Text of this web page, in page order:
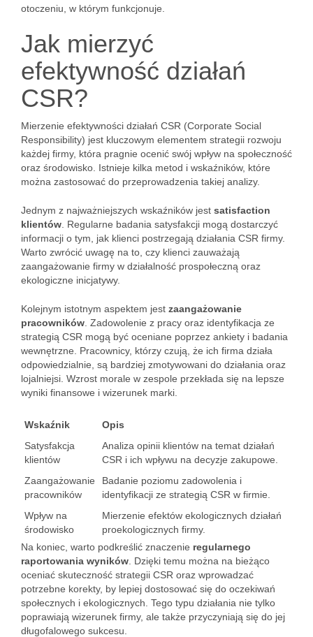
otoczeniu, w którym funkcjonuje.
Jak mierzyć
efektywność działań
CSR?
Mierzenie efektywności działań CSR (Corporate Social
Responsibility) jest kluczowym elementem strategii rozwoju
każdej firmy, która pragnie ocenić swój wpływ na społeczność
oraz środowisko. Istnieje kilka metod i wskaźników, które
można zastosować do przeprowadzenia takiej analizy.
Jednym z najważniejszych wskaźników jest satisfaction
klientów . Regularne badania satysfakcji mogą dostarczyć
informacji o tym, jak klienci postrzegają działania CSR firmy.
Warto zwrócić uwagę na to, czy klienci zauważają
zaangażowanie firmy w działalność prospołeczną oraz
ekologiczne inicjatywy.
Kolejnym istotnym aspektem jest zaangażowanie
pracowników . Zadowolenie z pracy oraz identyfikacja ze
strategią CSR mogą być oceniane poprzez ankiety i badania
wewnętrzne. Pracownicy, którzy czują, że ich firma działa
odpowiedzialnie, są bardziej zmotywowani do działania oraz
lojalniejsi. Wzrost morale w zespole przekłada się na lepsze
wyniki finansowe i wizerunek marki.
Wskaźnik
Opis
Satysfakcja
klientów
Analiza opinii klientów na temat działań
CSR i ich wpływu na decyzje zakupowe.
Zaangażowanie
pracowników
Badanie poziomu zadowolenia i
identyfikacji ze strategią CSR w firmie.
Wpływ na
środowisko
Mierzenie efektów ekologicznych działań
proekologicznych firmy.
Na koniec, warto podkreślić znaczenie regularnego
raportowania wyników . Dzięki temu można na bieżąco
oceniać skuteczność strategii CSR oraz wprowadzać
potrzebne korekty, by lepiej dostosować się do oczekiwań
społecznych i ekologicznych. Tego typu działania nie tylko
poprawiają wizerunek firmy, ale także przyczyniają się do jej
długofalowego sukcesu.